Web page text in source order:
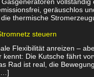
geräuschlos
thermische
steuern
Flexibilität anreizen –
Die Kutsche fährt
Rad ist real, die